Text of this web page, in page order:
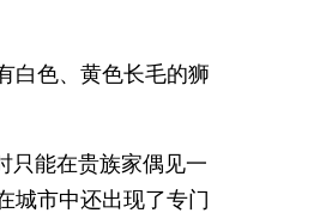
白色、黄色长毛的狮
只能在贵族家偶见一
城市中还出现了专门